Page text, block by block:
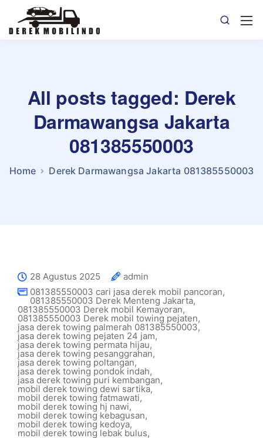
All posts tagged: Derek
Darmawangsa Jakarta
081385550003
Home Derek Darmawangsa Jakarta 081385550003
28 Agustus 2025
admin
081385550003 cari jasa derek mobil pancoran,
081385550003 Derek Menteng Jakarta,
081385550003 Derek mobil Kemayoran,
081385550003 Derek mobil towing pejaten,
jasa derek towing palmerah 081385550003,
jasa derek towing pejaten 24 jam,
jasa derek towing permata hijau,
jasa derek towing pesanggrahan,
jasa derek towing poltangan,
jasa derek towing pondok indah,
jasa derek towing puri kembangan,
mobil derek towing dewi sartika,
mobil derek towing fatmawati,
mobil derek towing hj nawi,
mobil derek towing kebagusan,
mobil derek towing kedoya,
mobil derek towing lebak bulus,